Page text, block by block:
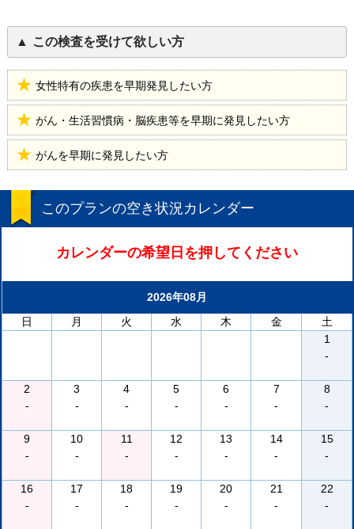
この検査を受けて欲しい方
女性特有の疾患を早期発見したい方
がん・生活習慣病・脳疾患等を早期に発見したい方
がんを早期に発見したい方
このプランの空き状況カレンダー
カレンダーの希望日を押してください
2026年08月
日
月 火 水 木 金
土
1
-
2
-
3
-
4
-
5
-
6
-
7
-
8
-
9
-
10
-
11
-
12
-
13
-
14
-
15
-
16
-
17
-
18
-
19
-
20
-
21
-
22
-